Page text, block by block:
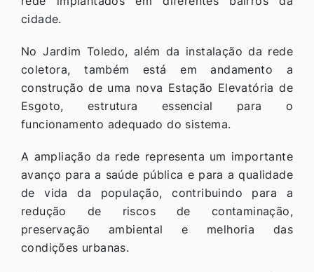
cidade.
No Jardim Toledo, além da instalação da rede
coletora, também está em andamento a
construção de uma nova Estação Elevatória de
Esgoto, estrutura essencial para o
funcionamento adequado do sistema.
A ampliação da rede representa um importante
avanço para a saúde pública e para a qualidade
de vida da população, contribuindo para a
redução de riscos de contaminação,
preservação ambiental e melhoria das
condições urbanas.